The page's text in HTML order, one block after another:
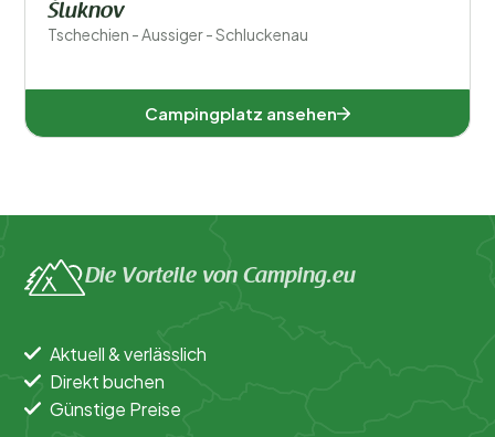
Šluknov
Tschechien - Aussiger - Schluckenau
Campingplatz ansehen
Die Vorteile von Camping.eu
Aktuell & verlässlich
Direkt buchen
Günstige Preise